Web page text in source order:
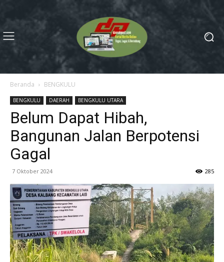
Beranda BENGKULU
BENGKULU DAERAH BENGKULU UTARA
Belum Dapat Hibah,
Bangunan Jalan Berpotensi
Gagal
7 Oktober 2024 285